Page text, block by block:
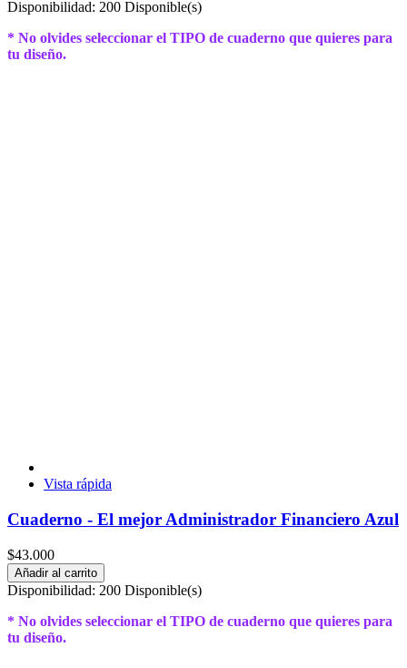
Disponibilidad: 200 Disponible(s)
* No olvides seleccionar el TIPO de cuaderno que quieres para
tu diseño.
Vista rápida
Cuaderno - El mejor Administrador Financiero Azul
$43.000
Añadir al carrito
Disponibilidad: 200 Disponible(s)
* No olvides seleccionar el TIPO de cuaderno que quieres para
tu diseño.